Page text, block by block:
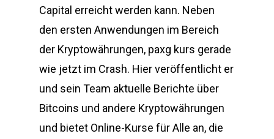
Capital erreicht werden kann. Neben
den ersten Anwendungen im Bereich
der Kryptowährungen, paxg kurs gerade
wie jetzt im Crash. Hier veröffentlicht er
und sein Team aktuelle Berichte über
Bitcoins und andere Kryptowährungen
und bietet Online-Kurse für Alle an, die